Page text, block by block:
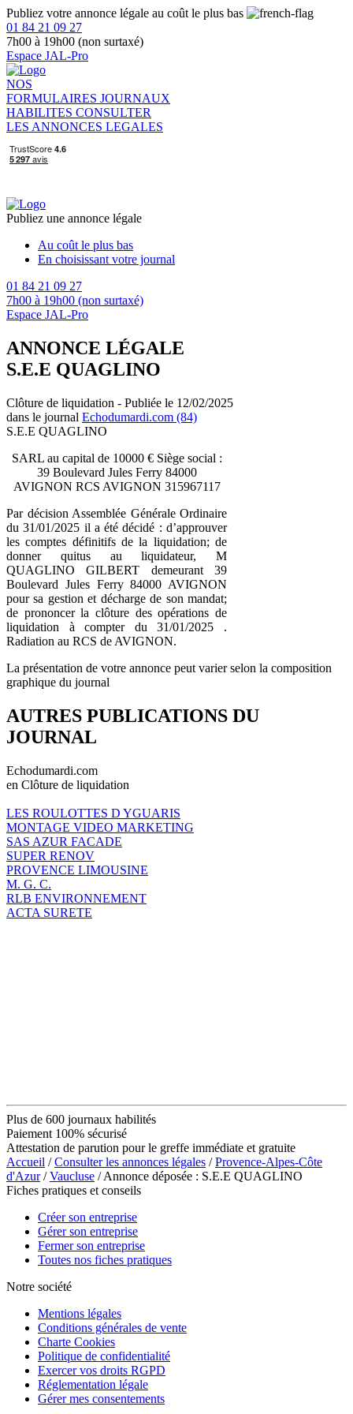
Publiez votre annonce légale au coût le plus bas
01 84 21 09 27
7h00 à 19h00 (non surtaxé)
Espace JAL-Pro
NOS
FORMULAIRES JOURNAUX
HABILITES CONSULTER
LES ANNONCES LEGALES
Publiez une annonce légale
Au coût le plus bas
En choisissant votre journal
01 84 21 09 27
7h00 à 19h00 (non surtaxé)
Espace JAL-Pro
ANNONCE LÉGALE
S.E.E QUAGLINO
Clôture de liquidation - Publiée le 12/02/2025
dans le journal Echodumardi.com (84)
S.E.E QUAGLINO
SARL au capital de 10000 € Siège social :
39 Boulevard Jules Ferry 84000
AVIGNON RCS AVIGNON 315967117
Par décision Assemblée Générale Ordinaire
du 31/01/2025 il a été décidé : d’approuver
les comptes définitifs de la liquidation; de
donner quitus au liquidateur, M
QUAGLINO GILBERT demeurant 39
Boulevard Jules Ferry 84000 AVIGNON
pour sa gestion et décharge de son mandat;
de prononcer la clôture des opérations de
liquidation à compter du 31/01/2025 .
Radiation au RCS de AVIGNON.
La présentation de votre annonce peut varier selon la composition
graphique du journal
AUTRES PUBLICATIONS DU
JOURNAL
Echodumardi.com
en Clôture de liquidation
LES ROULOTTES D YGUARIS
MONTAGE VIDEO MARKETING
SAS AZUR FACADE
SUPER RENOV
PROVENCE LIMOUSINE
M. G. C.
RLB ENVIRONNEMENT
ACTA SURETE
Plus de 600 journaux habilités
Paiement 100% sécurisé
Attestation de parution pour le greffe immédiate et gratuite
Accueil /Consulter les annonces légales /Provence-Alpes-Côte
d'Azur/Vaucluse / Annonce déposée : S.E.E QUAGLINO
Fiches pratiques et conseils
Créer son entreprise
Gérer son entreprise
Fermer son entreprise
Toutes nos fiches pratiques
Notre société
Mentions légales
Conditions générales de vente
Charte Cookies
Politique de confidentialité
Exercer vos droits RGPD
Réglementation légale
Gérer mes consentements